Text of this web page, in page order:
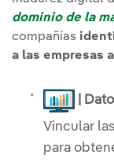
dominio de la
compañías
a las empresas
|
Vincular
para